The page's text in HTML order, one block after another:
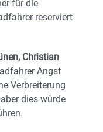
für die
reserviert
Christian
Angst
Verbreiterung
dies würde